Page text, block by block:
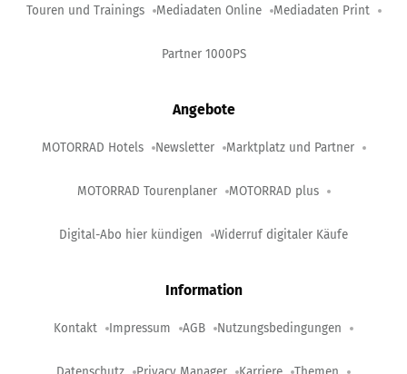
Touren und Trainings Mediadaten Online Mediadaten Print
Partner 1000PS
Angebote
MOTORRAD Hotels Newsletter Marktplatz und Partner
MOTORRAD Tourenplaner MOTORRAD plus
Digital-Abo hier kündigen Widerruf digitaler Käufe
Information
Kontakt Impressum AGB Nutzungsbedingungen